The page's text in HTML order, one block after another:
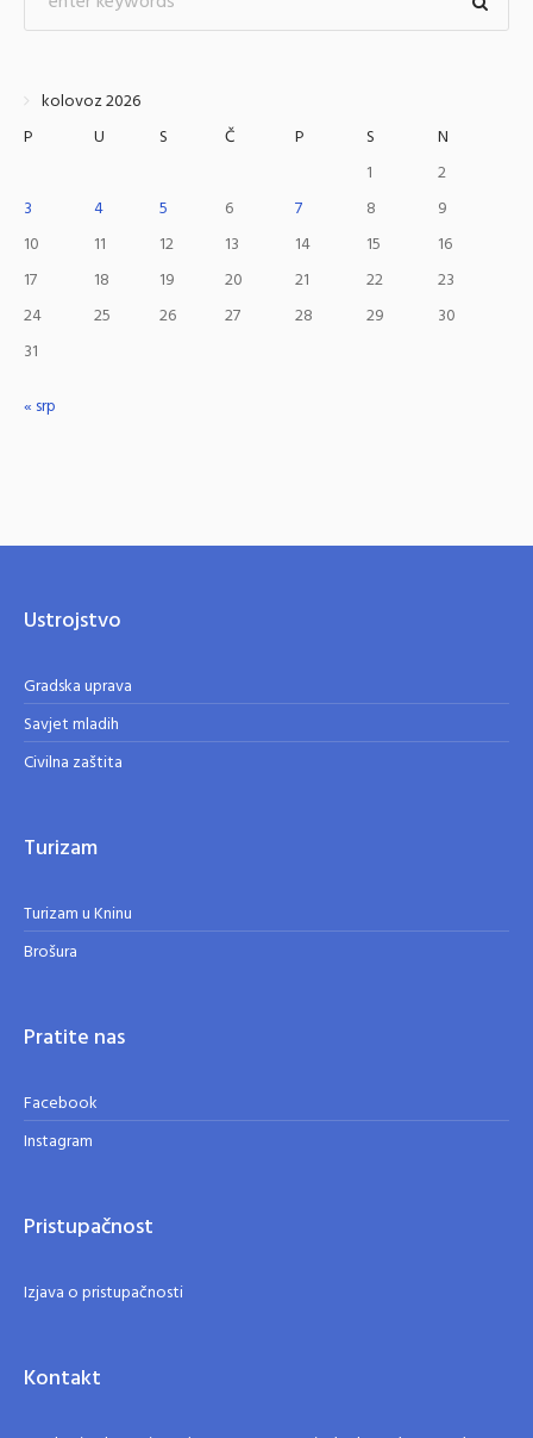
kolovoz 2026
P
U S Č P S
N
1
2
3
4 5 6 7 8
9
10
11 12 13 14 15
16
17
18 19 20 21 22
23
24
25 26 27 28 29
30
31
« srp
Ustrojstvo
Gradska uprava
Savjet mladih
Civilna zaštita
Turizam
Turizam u Kninu
Brošura
Pratite nas
Facebook
Instagram
Pristupačnost
Izjava o pristupačnosti
Kontakt